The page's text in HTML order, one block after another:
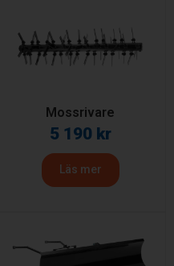
Mossrivare
5 190 kr
Läs mer